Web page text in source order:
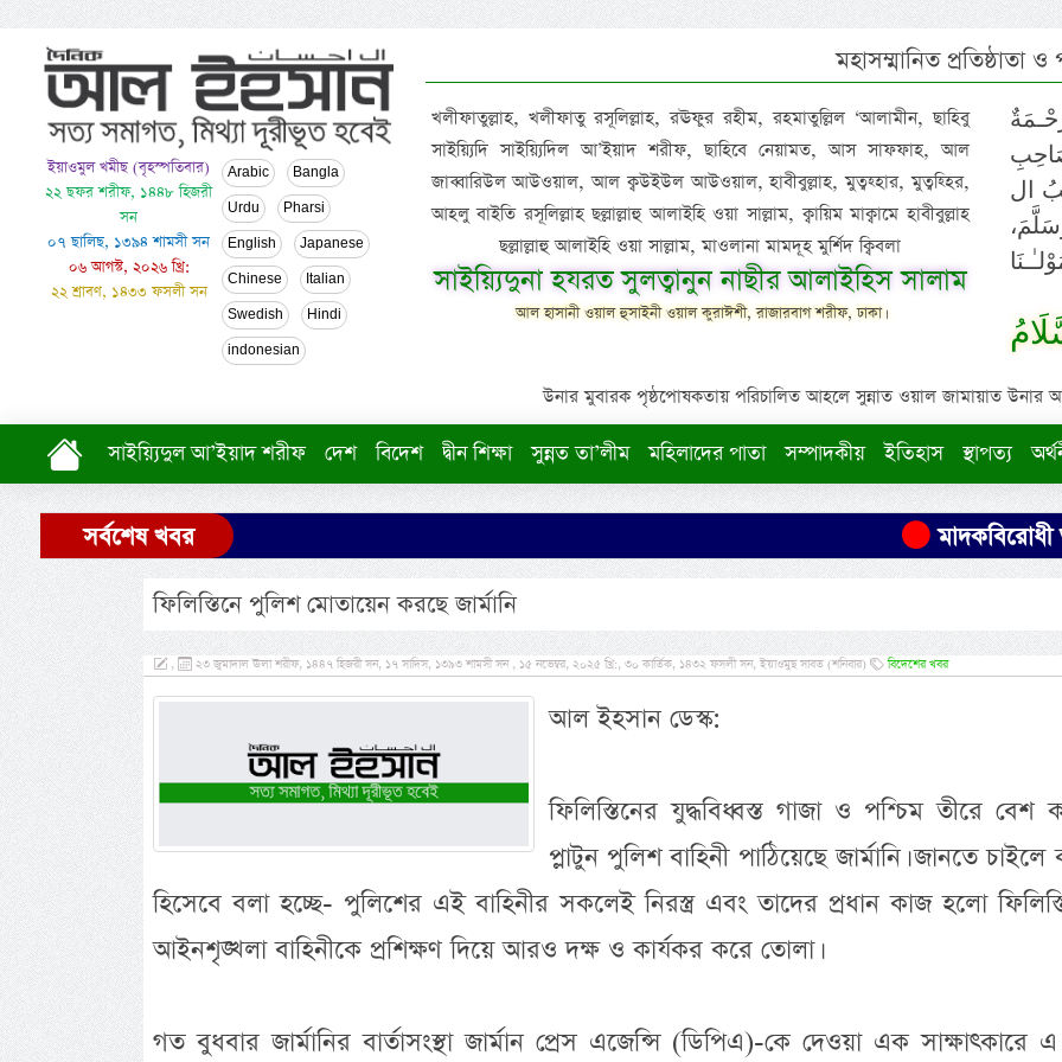
ইয়াওমুল খমীছ (বৃহস্পতিবার)
২২ ছফর শরীফ, ১৪৪৮ হিজরী
সন
০৭ ছালিছ, ১৩৯৪ শামসী সন
০৬ আগস্ট, ২০২৬ খ্রি:
২২ শ্রাবণ, ১৪৩৩ ফসলী সন
Arabic Bangla
Urdu Pharsi
English Japanese
Chinese Italian
Swedish Hindi
indonesian
মহাসম্মানিত প্রতিষ্ঠাতা
খলীফাতুল্লাহ, খলীফাতু রসূলিল্লাহ, রঊফুর রহীম, রহমাতুল্লিল ‘আলামীন, ছাহিবু
সাইয়্যিদি সাইয়্যিদিল আ’ইয়াদ শরীফ, ছাহিবে নেয়ামত, আস সাফফাহ, আল
জাব্বারিউল আউওয়াল, আল ক্বউইউল আউওয়াল, হাবীবুল্লাহ, মুত্বহ্হার, মুত্বহ্হির,
আহলু বাইতি রসূলিল্লাহ ছল্লাল্লাহু আলাইহি ওয়া সাল্লাম, ক্বায়িম মাক্বামে হাবীবুল্লাহ
ছল্লাল্লাহু আলাইহি ওয়া সাল্লাম, মাওলানা মামদূহ মুর্শিদ ক্বিবলা
সাইয়্যিদুনা হযরত সুলত্বানুন নাছীর আলাইহিস সালাম
আল হাসানী ওয়াল হুসাইনী ওয়াল কুরাঈশী, রাজারবাগ শরীফ, ঢাকা।
ال
উনার মুবারক পৃষ্ঠপোষকতায় পরিচালিত আহলে সুন্নাত ওয়াল জামায়াত উনার
সাইয়্যিদুল আ’ইয়াদ শরীফ দেশ বিদেশ দ্বীন শিক্ষা সুন্নত তা’লীম মহিলাদের পাতা সম্পাদকীয় ইতিহাস স্থাপত্য
সর্বশেষ খবর মাদকবিরোধী
ফিলিস্তিনে পুলিশ মোতায়েন করছে জার্মানি
, ২৩ জুমাদাল ঊলা শরীফ, ১৪৪৭ হিজরী সন, ১৭ সাদিস, ১৩৯৩ শামসী সন , ১৫ নভেম্বর, ২০২৫ খ্রি:, ৩০ কার্তিক, ১৪৩২ ফসলী সন, ইয়াওমুছ সাবত (শনিবার) বিদেশের খবর
আল ইহসান ডেস্ক:
ফিলিস্তিনের যুদ্ধবিধ্বস্ত গাজা ও পশ্চিম তীরে বেশ
প্লাটুন পুলিশ বাহিনী পাঠিয়েছে জার্মানি। জানতে
হিসেবে বলা হচ্ছে- পুলিশের এই বাহিনীর সকলেই নিরস্ত্র এবং তাদের প্রধান কাজ হলো
আইনশৃঙ্খলা বাহিনীকে প্রশিক্ষণ দিয়ে আরও দক্ষ ও কার্যকর করে তোলা।
গত বুধবার জার্মানির বার্তাসংস্থা জার্মান প্রেস এজেন্সি (ডিপিএ)-কে দেওয়া এক সাক্ষাৎকারে